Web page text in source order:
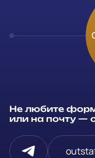
Не любите
или на почту —
Заполните и
течение рабочего дня
Компания